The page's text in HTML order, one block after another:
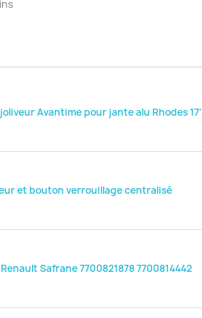
Avantime pour jante alu Rhodes 17'
et bouton verrouillage centralisé
Safrane 7700821878 7700814442